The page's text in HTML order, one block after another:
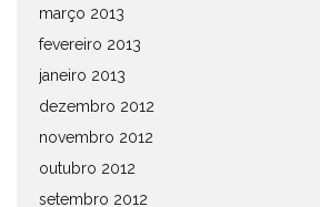
março 2013
fevereiro 2013
janeiro 2013
dezembro 2012
novembro 2012
outubro 2012
setembro 2012